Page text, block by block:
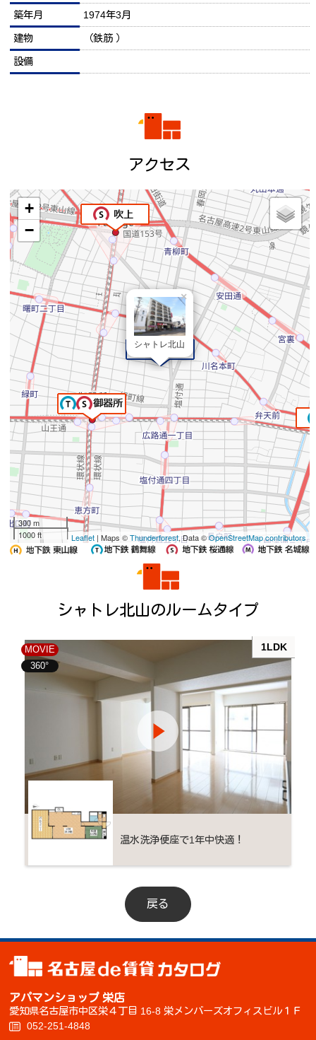
築年月 1974年3月
建物 （鉄筋 ）
設備
アクセス
シャトレ北山
×
+
−
300 m
1000 ft
Leaflet | Maps ©Thunderforest, Data ©OpenStreetMap contributors
シャトレ北山のルームタイプ
MOVIE
360°
1LDK
温水洗浄便座で1年中快適！
戻る
アパマンショップ 栄店
愛知県名古屋市中区栄４丁目 16-8 栄メンバーズオフィスビル１Ｆ
052-251-4848